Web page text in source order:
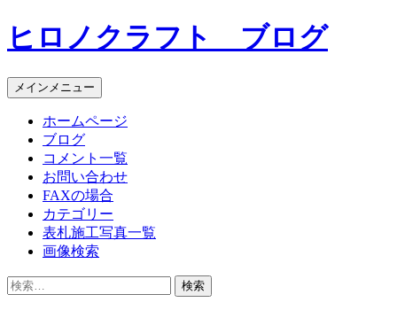
コ
ン
ン
ツ
ヒロノクラフト ブログ
メインメニュー
ホームページ
ブログ
コメント一覧
お問い合わせ
FAXの場合
カテゴリー
表札施工写真一覧
画像検索
検